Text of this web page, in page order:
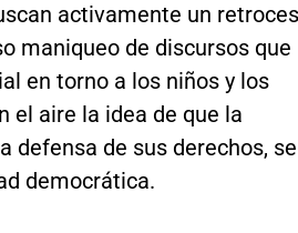
activamente un
maniqueo de discursos que
en torno a los niños y los
el aire la idea de que la
defensa de sus derechos,
democrática.